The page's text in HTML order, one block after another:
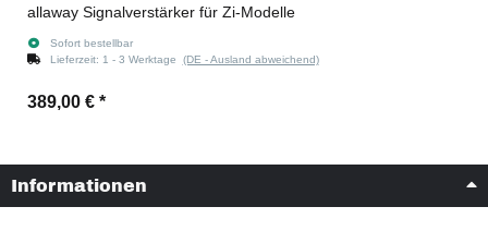
allaway Signalverstärker für Zi-Modelle
Sofort bestellbar
Lieferzeit: 1 - 3 Werktage (DE - Ausland abweichend)
389,00 € *
Informationen